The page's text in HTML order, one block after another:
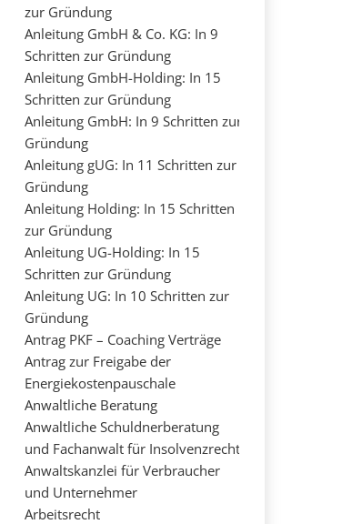
zur Gründung
Anleitung GmbH & Co. KG: In 9
Schritten zur Gründung
Anleitung GmbH-Holding: In 15
Schritten zur Gründung
Anleitung GmbH: In 9 Schritten zur
Gründung
Anleitung gUG: In 11 Schritten zur
Gründung
Anleitung Holding: In 15 Schritten
zur Gründung
Anleitung UG-Holding: In 15
Schritten zur Gründung
Anleitung UG: In 10 Schritten zur
Gründung
Antrag PKF – Coaching Verträge
Antrag zur Freigabe der
Energiekostenpauschale
Anwaltliche Beratung
Anwaltliche Schuldnerberatung
und Fachanwalt für Insolvenzrecht
Anwaltskanzlei für Verbraucher
und Unternehmer
Arbeitsrecht